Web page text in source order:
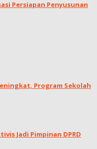
Persiapan Penyusunan
‎Program Sekolah
Jadi Pimpinan DPRD